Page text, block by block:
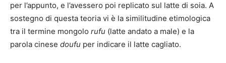
per l’appunto, e l’avessero poi replicato sul latte di soia. A
sostegno di questa teoria vi è la similitudine etimologica
tra il termine mongolo rufu (latte andato a male) e la
parola cinese doufu per indicare il latte cagliato.